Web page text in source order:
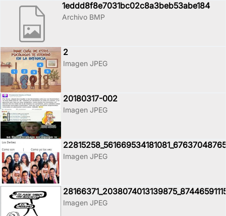
1eddd8f8e7031bc02c8a3beb53abe184
Archivo BMP
2
Imagen JPEG
20180317-002
Imagen JPEG
Imagen JPEG
Imagen JPEG